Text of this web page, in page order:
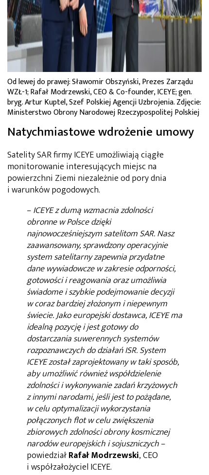
Od lewej do prawej: Sławomir Obszyński, Prezes Zarządu
WZŁ-1; Rafał Modrzewski, CEO & Co-founder, ICEYE; gen.
bryg. Artur Kuptel, Szef Polskiej Agencji Uzbrojenia. Zdjęcie:
Ministerstwo Obrony Narodowej Rzeczypospolitej Polskiej
Natychmiastowe wdrożenie umowy
Satelity SAR firmy ICEYE umożliwiają ciągłe
monitorowanie interesujących miejsc na
powierzchni Ziemi niezależnie od pory dnia
i warunków pogodowych.
–ICEYE z dumą wzmacnia zdolności
obronne w Polsce dzięki
najnowocześniejszym satelitom SAR. Nasz
zaawansowany, sprawdzony operacyjnie
system satelitarny zapewnia przydatne
dane wywiadowcze w zakresie odporności,
gotowości i reagowania oraz umożliwia
świadome i szybkie podejmowanie decyzji
w coraz bardziej złożonym i niepewnym
świecie. Jako europejski dostawca, ICEYE ma
idealną pozycję i jest gotowy do
dostarczania suwerennych systemów
rozpoznawczych do działań ISR. System
ICEYE został zaprojektowany w taki sposób,
aby umożliwić również współdzielenie
zdolności i wykonywanie zadań krzyżowych
z innymi narodami, jeśli jest to pożądane,
w celu optymalizacji wykorzystania
połączonych flot w celu zwiększenia
zbiorowych zdolności obrony kosmicznej
narodów europejskich i sojuszniczych–
powiedziałRafał Modrzewski, CEO
i współzałożyciel ICEYE.